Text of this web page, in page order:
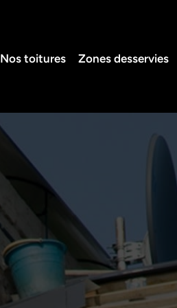
Nos toitures Zones desservies